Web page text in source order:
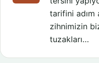
tarifini adım
zihnimizin
tuzakları…